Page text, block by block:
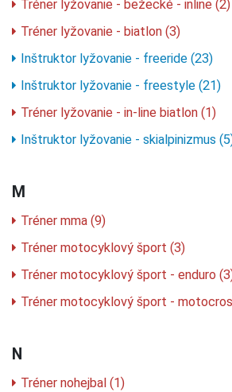
Tréner lyžovanie - bežecké - inline (2)
Tréner lyžovanie - biatlon (3)
Inštruktor lyžovanie - freeride (23)
Inštruktor lyžovanie - freestyle (21)
Tréner lyžovanie - in-line biatlon (1)
Inštruktor lyžovanie - skialpinizmus
M
Tréner mma (9)
Tréner motocyklový šport (3)
Tréner motocyklový šport - enduro
Tréner motocyklový šport -
N
Tréner nohejbal (1)